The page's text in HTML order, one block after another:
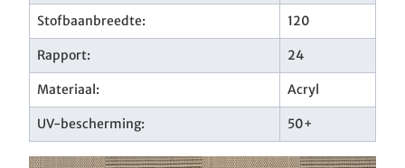
Stofbaanbreedte: 120
Rapport: 24
Materiaal: Acryl
UV-bescherming: 50+